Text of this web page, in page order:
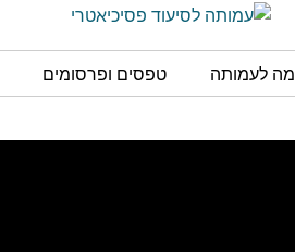
לעמותה טפסים ופרסומים